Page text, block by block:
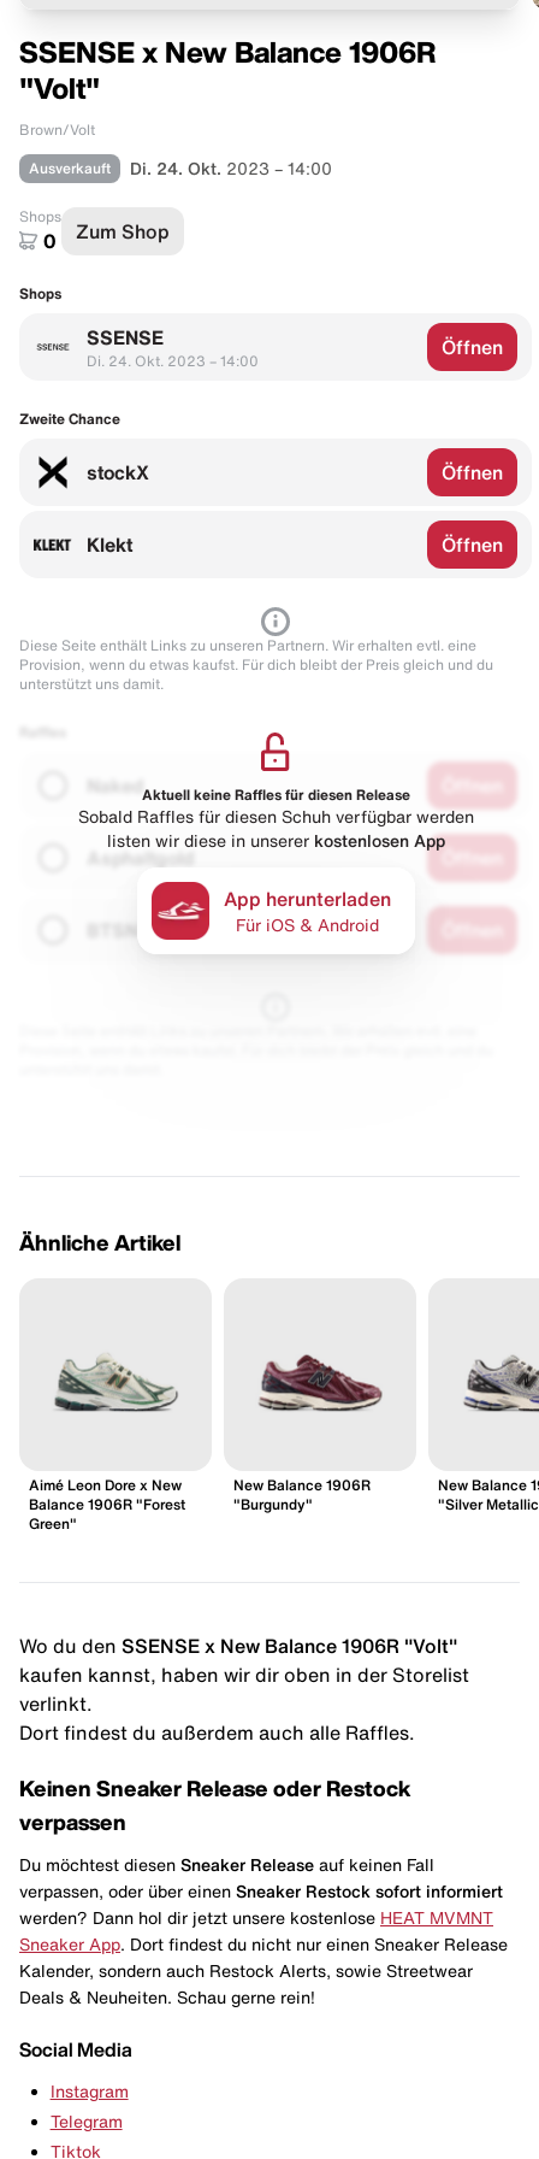
SSENSE x New Balance 1906R
"Volt"
Brown/Volt
Ausverkauft Di. 24. Okt. 2023 – 14:00
Shops
0 Zum Shop
Shops
SSENSE
Di. 24. Okt. 2023 – 14:00
Öffnen
Zweite Chance
stockX Öffnen
Klekt Öffnen
Diese Seite enthält Links zu unseren Partnern. Wir erhalten evtl. eine
Provision, wenn du etwas kaufst. Für dich bleibt der Preis gleich und du
unterstützt uns damit.
Naked
Asphaltgold
Aktuell keine Raffles für diesen Release
Sobald Raffles für diesen Schuh verfügbar werden
listen wir diese in unserer kostenlosen App
App herunterladen
Für iOS & Android
Ähnliche Artikel
Aimé Leon Dore x New
Balance 1906R "Forest
Green"
New Balance 1906R
"Burgundy"
New Balance
"Silver
Wo du den SSENSE x New Balance 1906R "Volt"
kaufen kannst, haben wir dir oben in der Storelist
verlinkt.
Dort findest du außerdem auch alle Raffles.
Keinen Sneaker Release oder Restock
verpassen
Du möchtest diesen Sneaker Release auf keinen Fall
verpassen, oder über einen Sneaker Restock sofort informiert
werden? Dann hol dir jetzt unsere kostenlose HEAT MVMNT
Sneaker App . Dort findest du nicht nur einen Sneaker Release
Kalender, sondern auch Restock Alerts, sowie Streetwear
Deals & Neuheiten. Schau gerne rein!
Social Media
Instagram
Telegram
Tiktok